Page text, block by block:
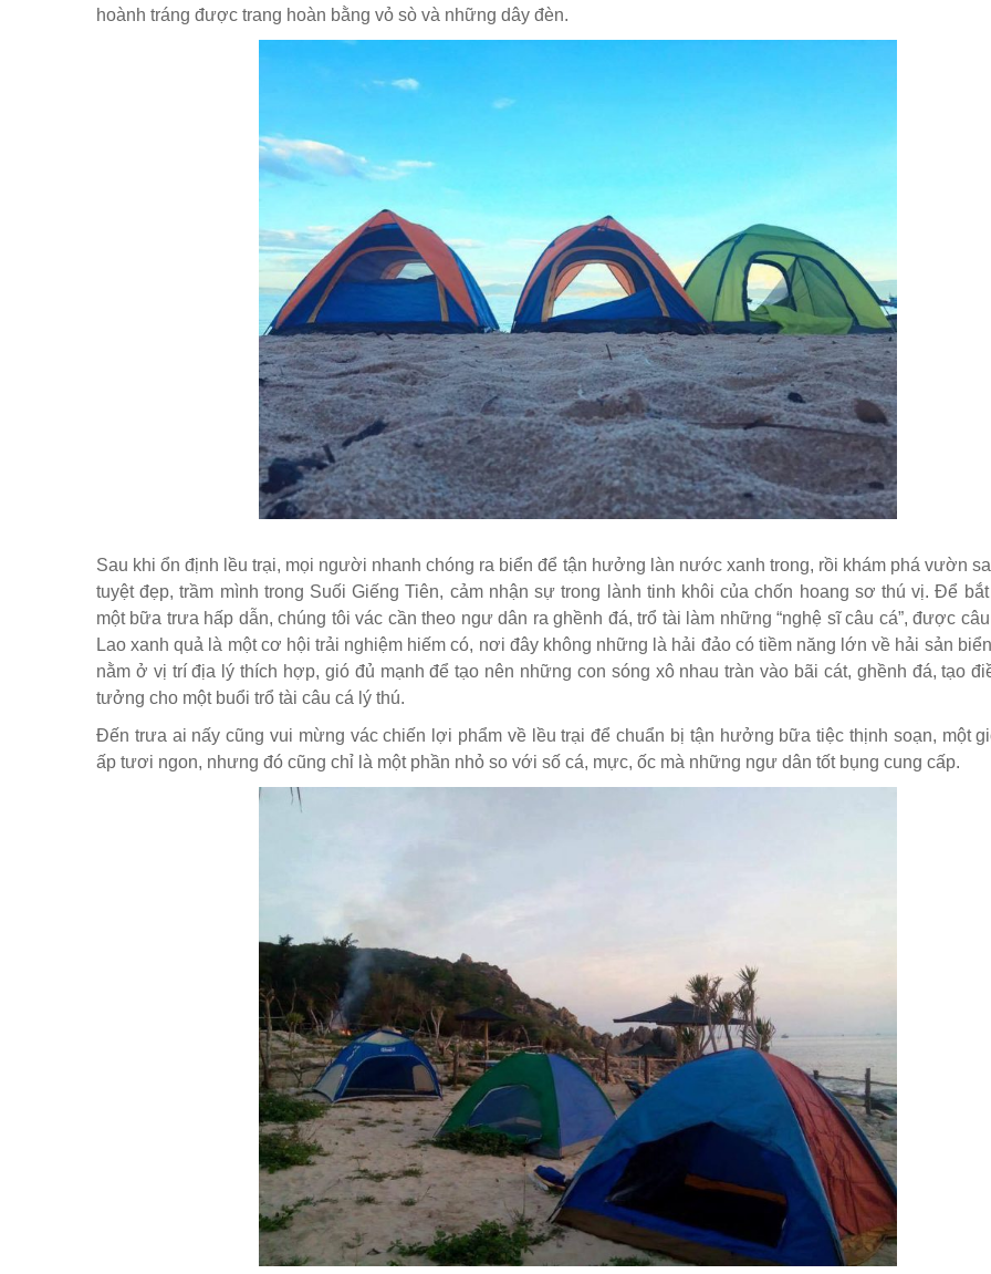
hoành tráng được trang hoàn bằng vỏ sò và những dây đèn.
Sau khi ổn định lều trại, mọi người nhanh chóng ra biển để tận hưởng làn nước xanh trong, rồi khám phá vườn
tuyệt đẹp, trầm mình trong Suối Giếng Tiên, cảm nhận sự trong lành tinh khôi của chốn hoang sơ thú vị. Để
một bữa trưa hấp dẫn, chúng tôi vác cần theo ngư dân ra ghềnh đá, trổ tài làm những “nghệ sĩ câu cá”, được
Lao xanh quả là một cơ hội trải nghiệm hiếm có, nơi đây không những là hải đảo có tiềm năng lớn về hải sản
nằm ở vị trí địa lý thích hợp, gió đủ mạnh để tạo nên những con sóng xô nhau tràn vào bãi cát, ghềnh đá, tạo
tưởng cho một buổi trổ tài câu cá lý thú.
Đến trưa ai nấy cũng vui mừng vác chiến lợi phẩm về lều trại để chuẩn bị tận hưởng bữa tiệc thịnh soạn, một
ấp tươi ngon, nhưng đó cũng chỉ là một phần nhỏ so với số cá, mực, ốc mà những ngư dân tốt bụng cung cấp.